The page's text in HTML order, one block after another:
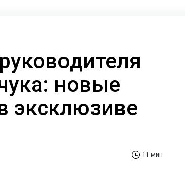
новые
эксклюзиве
11 мин